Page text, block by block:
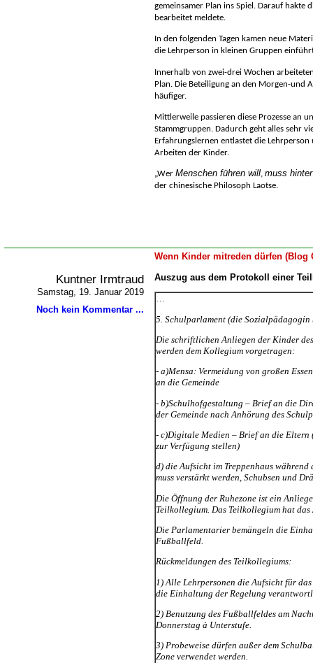
gemeinsamer Plan ins Spiel. Darauf hakte
bearbeitet meldete.
In den folgenden Tagen kamen neue
die Lehrperson in kleinen Gruppen
Innerhalb von zwei-drei Wochen
Plan. Die Beteiligung an den Morgen-und
häufiger.
Mittlerweile passieren diese Prozesse an
Stammgruppen. Dadurch geht alles sehr
Erfahrungslernen entlastet die
Arbeiten der Kinder.
Wer Menschen führen will, muss
der chinesische Philosoph Laotse.
Wenn Kinder mitreden dürfen (Blog
Kuntner Irmtraud
Samstag, 19. Januar 2019
Noch kein Kommentar ...
Auszug aus dem Protokoll einer
5. Schulparlament (die Sozialpädagogin
Die schriftlichen Anliegen der Kinder
werden dem Kollegium vorgetragen:
- a)Mensa: Vermeidung von großen
an die Gemeinde
- b)Schulhofgestaltung – Brief an die
der Gemeinde nach Anhörung des
- c)Digitale Medien – Brief an die Eltern
zur Verfügung stellen)
d) die Aufsicht im Treppenhaus
muss verstärkt werden, Schubsen und
Die Öffnung der Ruhezone ist ein
Teilkollegium. Das Teilkollegium hat
Die Parlamentarier bemängeln die
Fußballfeld.
Rückmeldungen des Teilkollegiums:
1) Alle Lehrpersonen die Aufsicht für
die Einhaltung der Regelung
2) Benutzung des Fußballfeldes am
Donnerstag à Unterstufe.
3) Probeweise dürfen außer dem
Zone verwendet werden.